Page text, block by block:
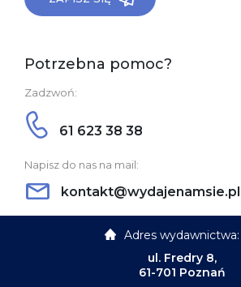
Potrzebna pomoc?
Zadzwoń:
61 623 38 38
Napisz do nas na mail:
kontakt@wydajenamsie.pl
Adres wydawnictwa:
ul. Fredry 8,
61-701 Poznań